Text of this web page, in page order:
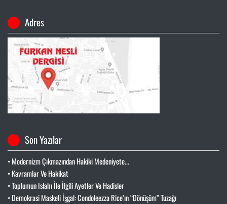
Adres
Son Yazılar
• Modernizm Çıkmazından Hakiki Medeniyete...
• Kavramlar Ve Hakikat
• Toplumun Islahı İle İlgili Ayetler Ve Hadisler
• Demokrasi Maskeli İşgal: Condoleezza Rice’ın “Dönüşüm” Tuzağı